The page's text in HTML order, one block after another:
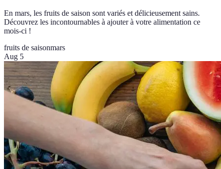
En mars, les fruits de saison sont variés et délicieusement sains.
Découvrez les incontournables à ajouter à votre alimentation ce
mois-ci !
fruits de saisonmars
Aug 5